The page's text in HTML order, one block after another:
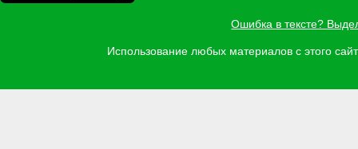
Ошибка в тексте?
Использование любых материалов с этого
Задать вопрос